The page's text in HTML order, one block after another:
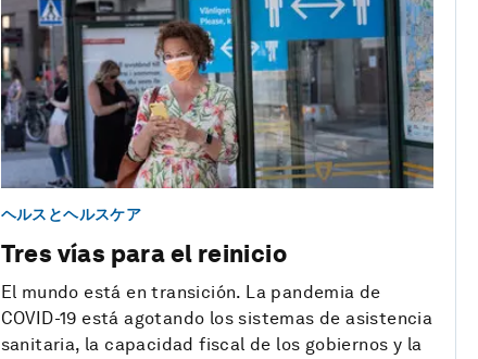
ヘルスとヘルスケア
Tres vías para el reinicio
El mundo está en transición. La pandemia de
COVID-19 está agotando los sistemas de asistencia
sanitaria, la capacidad fiscal de los gobiernos y la